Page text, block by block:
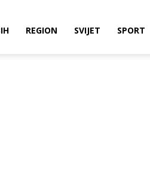
REGION SVIJET SPORT